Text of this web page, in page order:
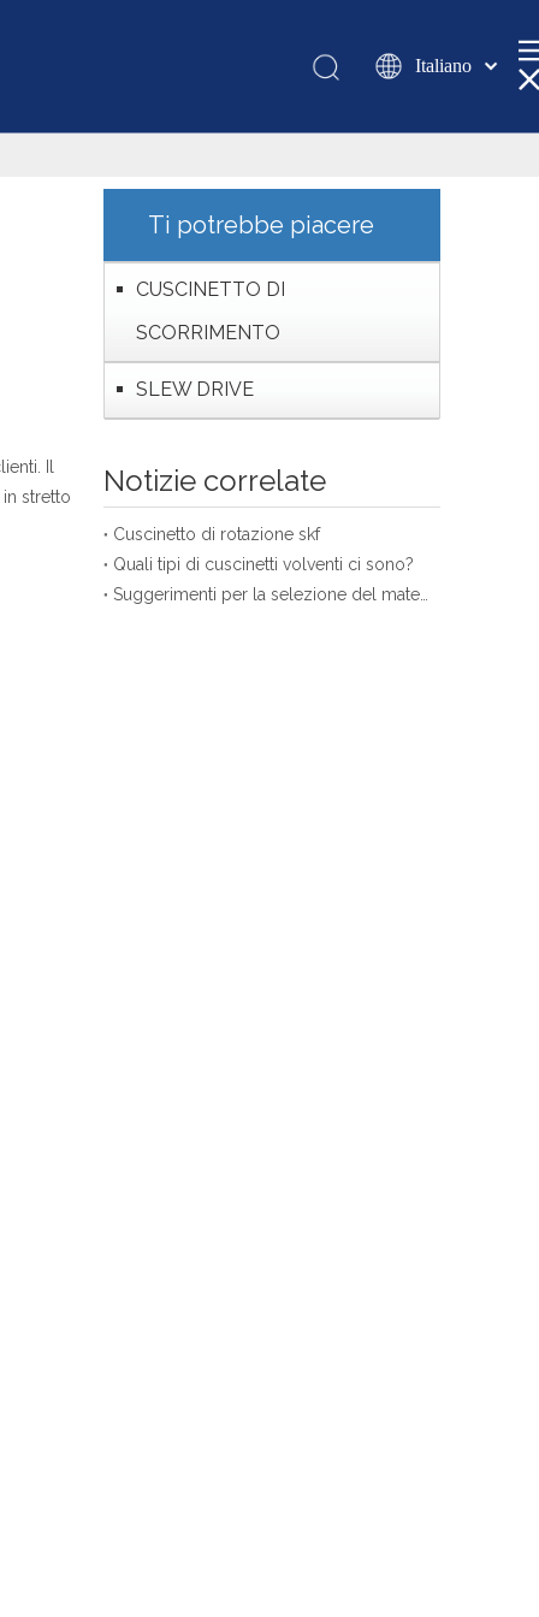
Italiano
românesc
Pусский
Il
stretto
Ti potrebbe piacere
CUSCINETTO DI
SCORRIMENTO
SLEW DRIVE
Notizie correlate
Cuscinetto di rotazione skf
Quali tipi di cuscinetti volventi ci sono?